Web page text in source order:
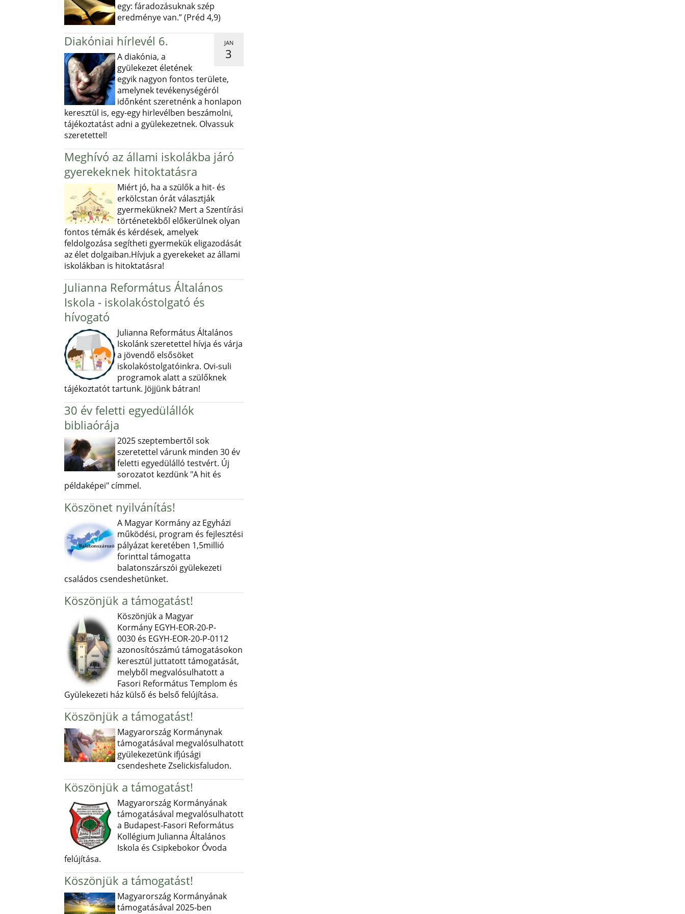
egy: fáradozásuknak szép
eredménye van.” (Préd 4,9)
JAN
3
Diakóniai hírlevél 6.
A diakónia, a
gyülekezet életének
egyik nagyon fontos területe,
amelynek tevékenységéról
időnként szeretnénk a honlapon
keresztül is, egy-egy hirlevélben beszámolni,
tájékoztatást adni a gyülekezetnek. Olvassuk
szeretettel!
Meghívó az állami iskolákba járó
gyerekeknek hitoktatásra
Miért jó, ha a szülők a hit- és
erkölcstan órát választják
gyermeküknek? Mert a Szentírási
történetekből előkerülnek olyan
fontos témák és kérdések, amelyek
feldolgozása segítheti gyermekük eligazodását
az élet dolgaiban.Hívjuk a gyerekeket az állami
iskolákban is hitoktatásra!
Julianna Református Általános
Iskola - iskolakóstolgató és
hívogató
Julianna Református Általános
Iskolánk szeretettel hívja és várja
a jövendő elsősöket
iskolakóstolgatóinkra. Ovi-suli
programok alatt a szülőknek
tájékoztatót tartunk. Jöjjünk bátran!
30 év feletti egyedülállók
bibliaórája
2025 szeptembertől sok
szeretettel várunk minden 30 év
feletti egyedülálló testvért. Új
sorozatot kezdünk "A hit és
példaképei" címmel.
Köszönet nyilvánítás!
A Magyar Kormány az Egyházi
működési, program és fejlesztési
pályázat keretében 1,5millió
forinttal támogatta
balatonszárszói gyülekezeti
családos csendeshetünket.
Köszönjük a támogatást!
Köszönjük a Magyar
Kormány EGYH-EOR-20-P-
0030 és EGYH-EOR-20-P-0112
azonosítószámú támogatásokon
keresztül juttatott támogatását,
melyből megvalósulhatott a
Fasori Református Templom és
Gyülekezeti ház külső és belső felújítása.
Köszönjük a támogatást!
Magyarország Kormánynak
támogatásával megvalósulhatott
gyülekezetünk ifjúsági
csendeshete Zselickisfaludon.
Köszönjük a támogatást!
Magyarország Kormányának
támogatásával megvalósulhatott
a Budapest-Fasori Református
Kollégium Julianna Általános
Iskola és Csipkebokor Óvoda
felújítása.
Köszönjük a támogatást!
Magyarország Kormányának
támogatásával 2025-ben